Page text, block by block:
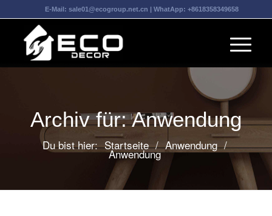
E-Mail:sale01@ecogroup.net.cn | WhatApp:+8618358349658
Archiv für: Anwendung
Du bist hier: Startseite / Anwendung /
Anwendung